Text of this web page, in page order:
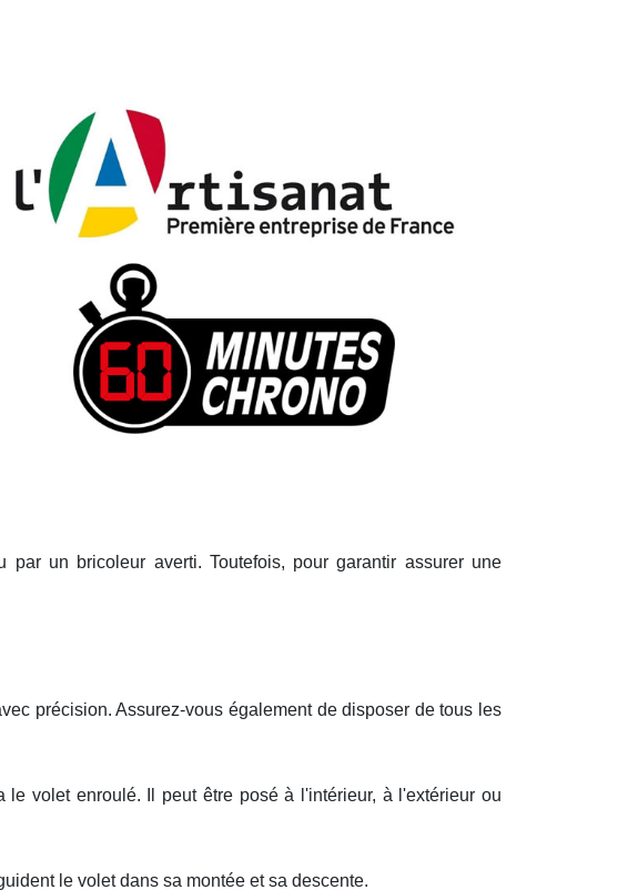
un bricoleur averti. Toutefois, pour garantir assurer une
précision. Assurez-vous également de disposer de tous les
volet enroulé. Il peut être posé à l'intérieur, à l'extérieur ou
le volet dans sa montée et sa descente.